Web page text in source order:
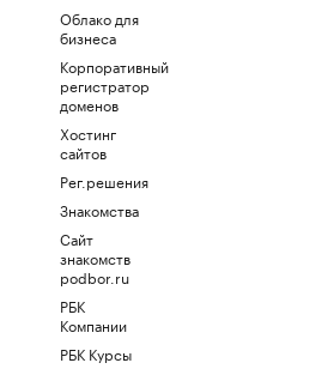
Облако для
бизнеса
Корпоративный
регистратор
доменов
Хостинг
сайтов
Рег.решения
Знакомства
Сайт
знакомств
podbor.ru
РБК
Компании
РБК Курсы